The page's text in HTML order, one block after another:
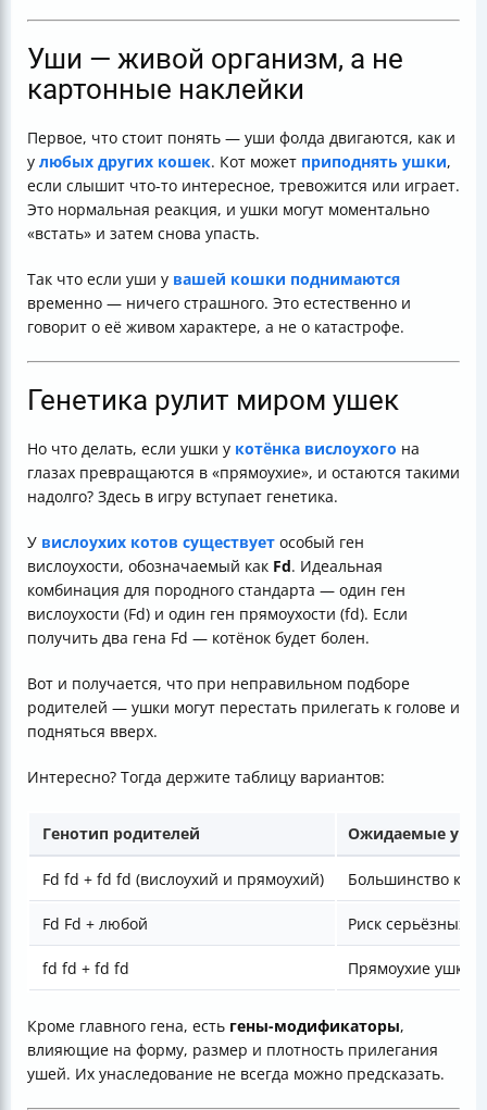
Уши — живой организм, а не
картонные наклейки
Первое, что стоит понять — уши фолда двигаются, как и
у любых других кошек. Кот может приподнять ушки,
если слышит что-то интересное, тревожится или играет.
Это нормальная реакция, и ушки могут моментально
«встать» и затем снова упасть.
Так что если уши у вашей кошки поднимаются
временно — ничего страшного. Это естественно и
говорит о её живом характере, а не о катастрофе.
Генетика рулит миром ушек
Но что делать, если ушки у котёнка вислоухого на
глазах превращаются в «прямоухие», и остаются такими
надолго? Здесь в игру вступает генетика.
У вислоухих котов существует особый ген
вислоухости, обозначаемый как Fd. Идеальная
комбинация для породного стандарта — один ген
вислоухости (Fd) и один ген прямоухости (fd). Если
получить два гена Fd — котёнок будет болен.
Вот и получается, что при неправильном подборе
родителей — ушки могут перестать прилегать к голове и
подняться вверх.
Интересно? Тогда держите таблицу вариантов:
Генотип родителей Ожидаемые
Fd fd + fd fd (вислоухий и прямоухий) Большинство
Fd Fd + любой Риск серьёзных
fd fd + fd fd Прямоухие ушки
Кроме главного гена, есть гены-модификаторы,
влияющие на форму, размер и плотность прилегания
ушей. Их унаследование не всегда можно предсказать.